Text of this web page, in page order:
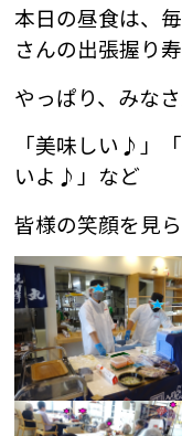
本日の昼食は、
さんの出張握り寿
やっぱり、みな
「美味しい♪」
いよ♪」など
皆様の笑顔を見